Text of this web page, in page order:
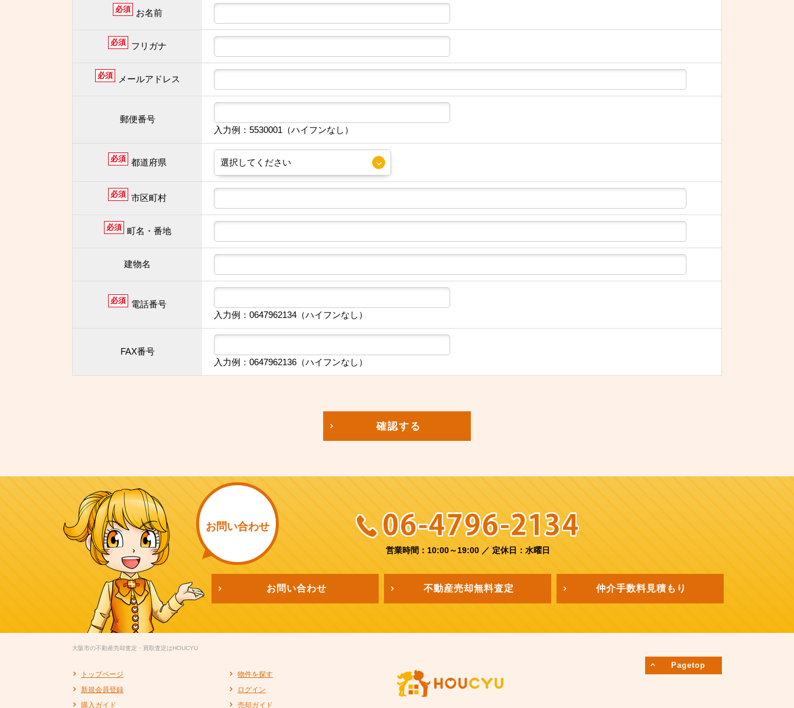
必須 お名前
必須 フリガナ
必須 メールアドレス
郵便番号
入力例：5530001（ハイフンなし）
必須 都道府県
必須 市区町村
必須 町名・番地
建物名
必須
電話番号
入力例：0647962134（ハイフンなし）
FAX番号
入力例：0647962136（ハイフンなし）
確認する
お問い合わせ
営業時間：10:00～19:00 ／ 定休日：水曜日
お問い合わせ 不動産売却無料査定 仲介手数料見積もり
Pagetop
大阪市の不動産売却査定・買取査定はHOUCYU
トップページ
物件を探す
新規会員登録
ログイン
購入ガイド
売却ガイド